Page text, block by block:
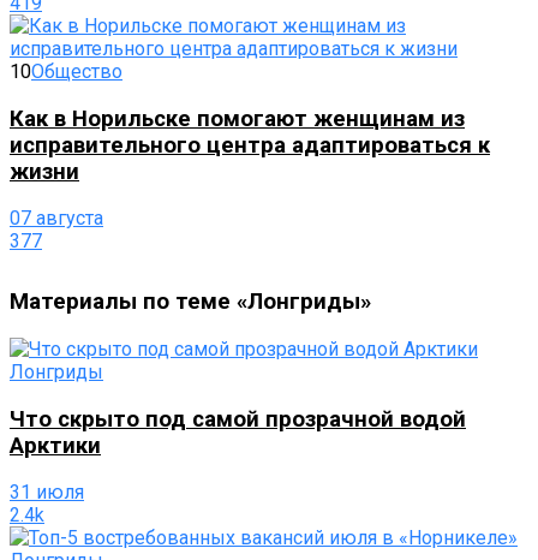
10Общество
Как в Норильске помогают женщинам из
исправительного центра адаптироваться к
жизни
07 августа
377
Материалы по теме «Лонгриды»
Лонгриды
Что скрыто под самой прозрачной водой
Арктики
31 июля
2.4k